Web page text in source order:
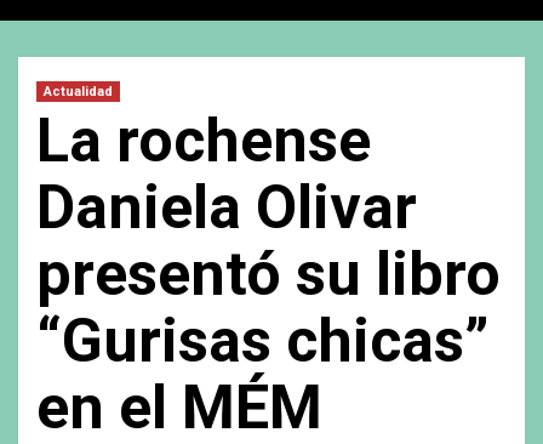
Actualidad
La rochense
Daniela Olivar
presentó su libro
“Gurisas chicas”
en el MÉM